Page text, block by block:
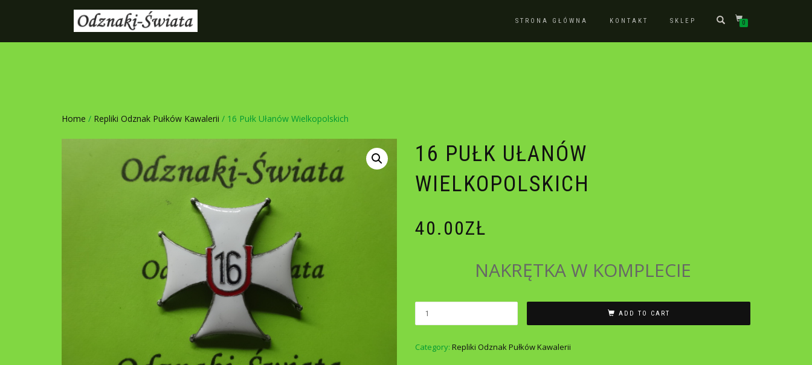
STRONA GŁÓWNA KONTAKT SKLEP 0
Home / Repliki Odznak Pułków Kawalerii / 16 Pułk Ułanów Wielkopolskich
16 PUŁK UŁANÓW
WIELKOPOLSKICH
40.00ZŁ
NAKRĘTKA W KOMPLECIE
ADD TO CART
Category: Repliki Odznak Pułków Kawalerii